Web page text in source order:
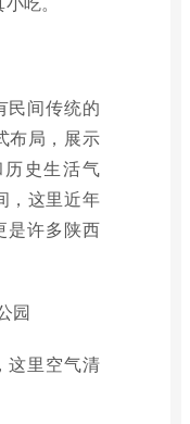
民间传统的
布局，展示
史生活气
，这里近年
是许多陕西
园
这里空气清